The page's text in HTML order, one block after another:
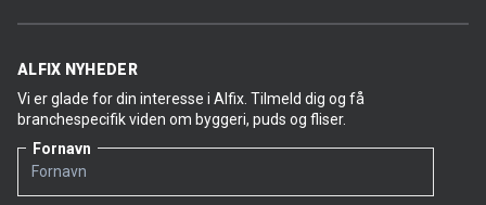
ALFIX NYHEDER
Vi er glade for din interesse i Alfix. Tilmeld dig og få
branchespecifik viden om byggeri, puds og fliser.
Fornavn